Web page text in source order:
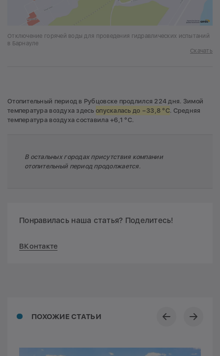
Отключение горячей воды для проведения гидравлических испытаний
в Барнауле
Скачать
Отопительный период в Рубцовске продлился 224 дня. Зимой
температура воздуха здесьопускалась до −33,8 °C. Средняя
температура воздуха составила +6,1 °C.
В остальных городах присутствия компании
отопительный период продолжается.
Понравилась наша статья? Поделитесь!
ВКонтакте
ПОХОЖИЕ СТАТЬИ